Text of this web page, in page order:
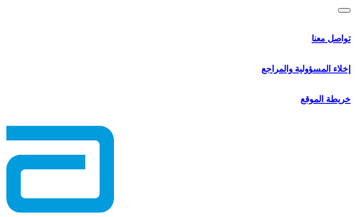
تواصل معنا
إخلاء المسؤولية والمراجع
خريطة الموقع